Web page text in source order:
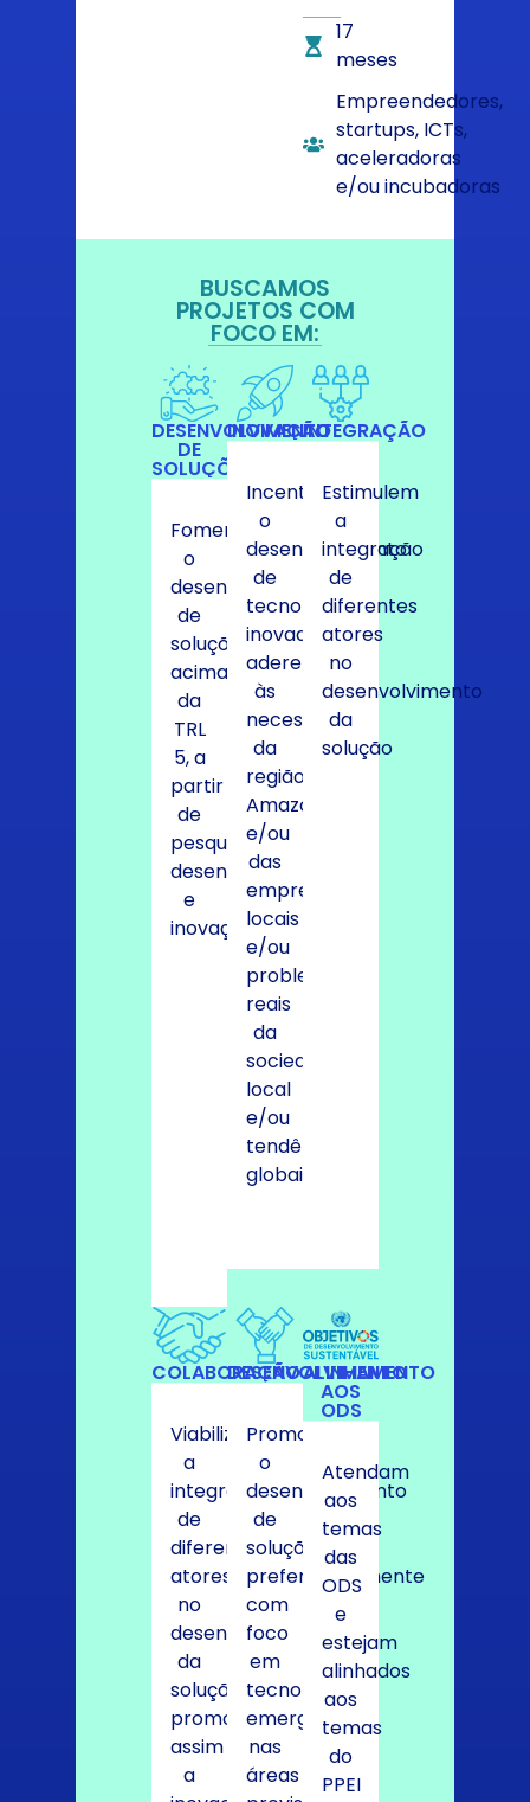
17
meses
Empreendedores,
startups, ICTs,
aceleradoras
e/ou incubadoras
BUSCAMOS
PROJETOS COM
FOCO EM:
DESENVOLVIMENTO
DE
SOLUÇÕES
Fomentem
o
desenvolvimento
de
soluções
acima
da
TRL
5, a
partir
de
pesquisa,
desenvolvimento
e
inovação
INOVAÇÃO
Incentivem
o
desenvolvimento
de
tecnologias
inovadoras
aderentes
às
necessidades
da
região
Amazônia
e/ou
das
empresas
locais
e/ou
problemas
reais
da
sociedade
local
e/ou
tendências
globais
INTEGRAÇÃO
Estimulem
a
integração
de
diferentes
atores
no
desenvolvimento
da
solução
COLABORAÇÃO
Viabilizem
a
integração
de
diferentes
atores
no
desenvolvimento
da
solução,
promovendo
assim
a
DESENVOLVIMENTO
Promovam
o
desenvolvimento
de
soluções
preferencialmente
com
foco
em
tecnologias
emergentes
nas
áreas
ALINHAMENTO
AOS
ODS
Atendam
aos
temas
das
ODS
e
estejam
alinhados
aos
temas
do
PPEI